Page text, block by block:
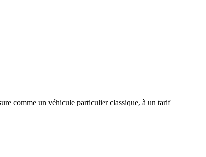
comme un véhicule particulier classique, à un tarif